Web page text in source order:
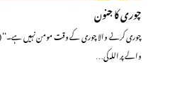
چوری کا جنون
چوری کرنے والا چوری کے وقت مومن نہیں
والے پر اللہ کی…